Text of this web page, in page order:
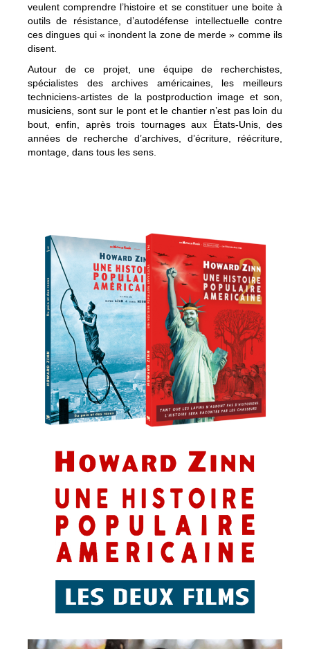
veulent comprendre l’histoire et se constituer une boite à
outils de résistance, d’autodéfense intellectuelle contre
ces dingues qui « inondent la zone de merde » comme ils
disent.
Autour de ce projet, une équipe de recherchistes,
spécialistes des archives américaines, les meilleurs
techniciens-artistes de la postproduction image et son,
musiciens, sont sur le pont et le chantier n’est pas loin du
bout, enfin, après trois tournages aux États-Unis, des
années de recherche d’archives, d’écriture, réécriture,
montage, dans tous les sens.